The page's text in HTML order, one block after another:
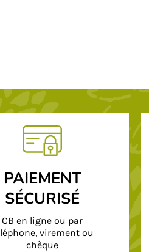
PAIEMENT
SÉCURISÉ
CB en ligne ou par
virement ou
chèque